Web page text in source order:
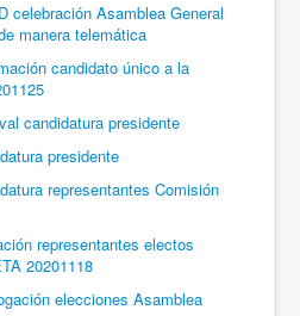
celebración Asamblea General
manera telemática
candidato único a la
candidatura presidente
presidente
representantes Comisión
representantes electos
20201118
elecciones Asamblea